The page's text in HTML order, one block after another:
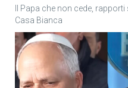
Il Papa che non cede,
Casa Bianca